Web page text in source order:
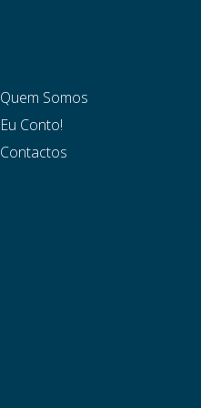
Quem Somos
Eu Conto!
Contactos